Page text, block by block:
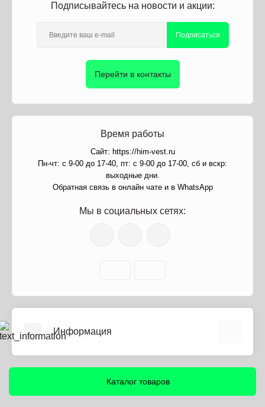
Подписывайтесь на новости и акции:
Подписаться
Перейти в контакты
Время работы
Сайт: https://him-vest.ru
Пн-чт: с 9-00 до 17-40, пт: с 9-00 до 17-00, сб и вскр:
выходные дни.
Обратная связь в онлайн чате и в WhatsApp
Мы в социальных сетях:
Информация
Информация о доставке
Политика безопасности
Каталог товаров